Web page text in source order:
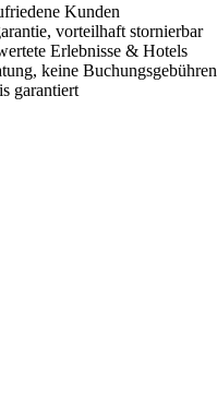
Kunden
vorteilhaft stornierbar
Erlebnisse & Hotels
keine Buchungsgebühren
garantiert